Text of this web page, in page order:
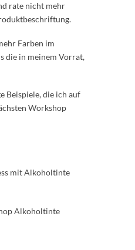
rate nicht mehr
Farben im
die in meinem Vorrat,
Beispiele, die ich auf
Workshop